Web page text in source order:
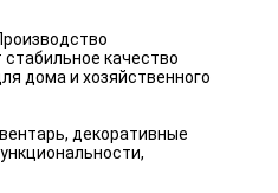
качество
дома и хозяйственного
декоративные